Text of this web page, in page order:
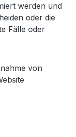
werden und
oder die
Fälle oder
von